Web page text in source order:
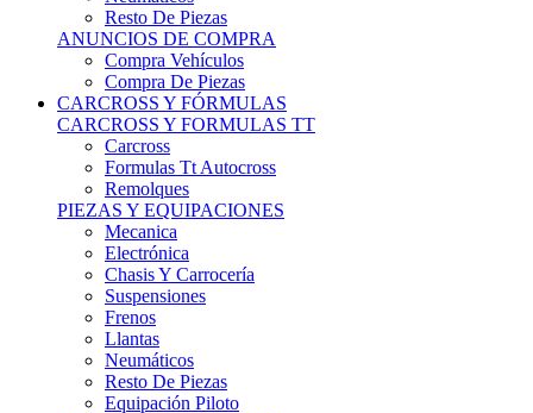
ANUNCIOS DE COMPRA
Compra Vehículos
Compra De Piezas
CARCROSS Y FÓRMULAS
CARCROSS Y FORMULAS TT
Carcross
Formulas Tt Autocross
Remolques
PIEZAS Y EQUIPACIONES
Mecanica
Electrónica
Chasis Y Carrocería
Suspensiones
Frenos
Llantas
Neumáticos
Resto De Piezas
Equipación Piloto
ANUNCIOS DE COMPRA